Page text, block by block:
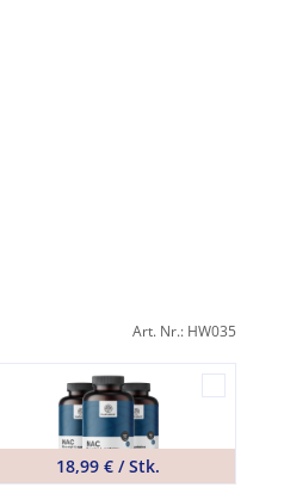
Art. Nr.: HW035
18,99 € / Stk.